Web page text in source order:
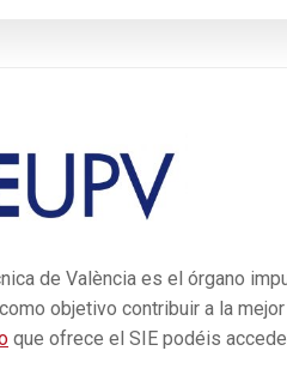
de València es el órgano
objetivo contribuir a la
que ofrece el SIE podéis